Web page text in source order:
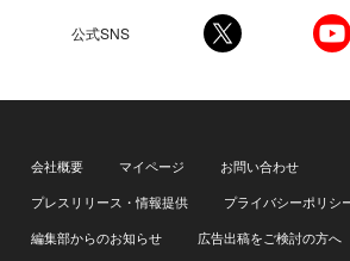
公式SNS
会社概要 マイページ
お問い合わせ
プレスリリース・情報提供
プライバシーポリシ
編集部からのお知らせ
広告出稿をご検討の方へ